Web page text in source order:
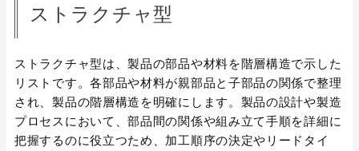
ストラクチャ型
ストラクチャ型は、製品の部品や材料を階層構造で示した
リストです。各部品や材料が親部品と子部品の関係で整理
され、製品の階層構造を明確にします。製品の設計や製造
プロセスにおいて、部品間の関係や組み立て手順を詳細に
把握するのに役立つため、加工順序の決定やリードタイ